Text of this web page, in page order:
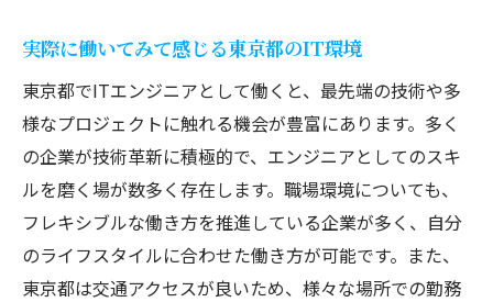
実際に働いてみて感じる東京都のIT環境
東京都でITエンジニアとして働くと、最先端の技術や多
様なプロジェクトに触れる機会が豊富にあります。多く
の企業が技術革新に積極的で、エンジニアとしてのスキ
ルを磨く場が数多く存在します。職場環境についても、
フレキシブルな働き方を推進している企業が多く、自分
のライフスタイルに合わせた働き方が可能です。また、
東京都は交通アクセスが良いため、様々な場所での勤務